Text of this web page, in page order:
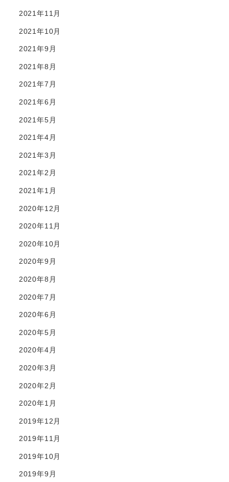
2021年11月
2021年10月
2021年9月
2021年8月
2021年7月
2021年6月
2021年5月
2021年4月
2021年3月
2021年2月
2021年1月
2020年12月
2020年11月
2020年10月
2020年9月
2020年8月
2020年7月
2020年6月
2020年5月
2020年4月
2020年3月
2020年2月
2020年1月
2019年12月
2019年11月
2019年10月
2019年9月